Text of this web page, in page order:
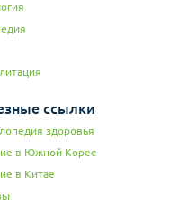
ссылки
здоровья
в Южной Корее
в Китае